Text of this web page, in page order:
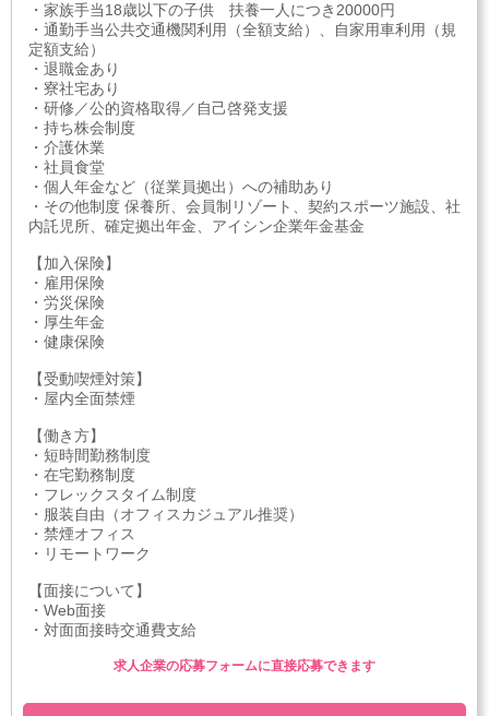
・家族手当18歳以下の子供 扶養一人につき20000円
・通勤手当公共交通機関利用（全額支給）、自家用車利用（規
定額支給）
・退職金あり
・寮社宅あり
・研修／公的資格取得／自己啓発支援
・持ち株会制度
・介護休業
・社員食堂
・個人年金など（従業員拠出）への補助あり
・その他制度 保養所、会員制リゾート、契約スポーツ施設、社
内託児所、確定拠出年金、アイシン企業年金基金
【加入保険】
・雇用保険
・労災保険
・厚生年金
・健康保険
【受動喫煙対策】
・屋内全面禁煙
【働き方】
・短時間勤務制度
・在宅勤務制度
・フレックスタイム制度
・服装自由（オフィスカジュアル推奨）
・禁煙オフィス
・リモートワーク
【面接について】
・Web面接
・対面面接時交通費支給
求人企業の応募フォームに直接応募できます